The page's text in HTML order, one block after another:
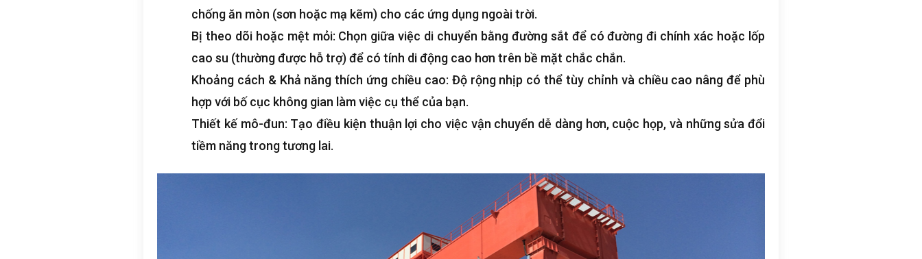
chống ăn mòn (sơn hoặc mạ kẽm) cho các ứng dụng ngoài trời.
Bị theo dõi hoặc mệt mỏi: Chọn giữa việc di chuyển bằng đường sắt để có đường đi chính xác hoặc lốp
cao su (thường được hỗ trợ) để có tính di động cao hơn trên bề mặt chắc chắn.
Khoảng cách & Khả năng thích ứng chiều cao: Độ rộng nhịp có thể tùy chỉnh và chiều cao nâng để phù
hợp với bố cục không gian làm việc cụ thể của bạn.
Thiết kế mô-đun: Tạo điều kiện thuận lợi cho việc vận chuyển dễ dàng hơn, cuộc họp, và những sửa đổi
tiềm năng trong tương lai.